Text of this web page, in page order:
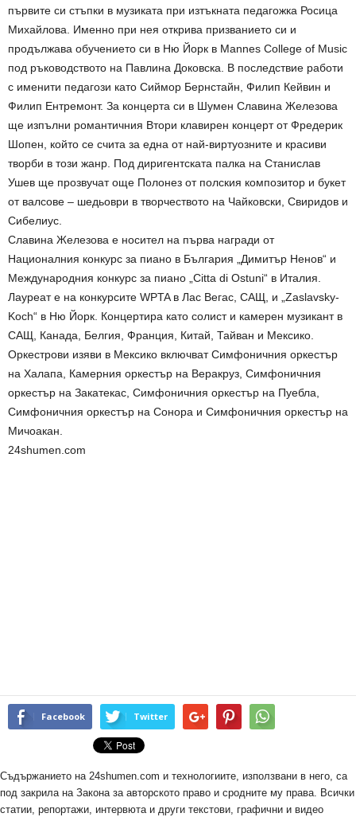
първите си стъпки в музиката при изтъкната педагожка Росица
Михайлова. Именно при нея открива призванието си и
продължава обучението си в Ню Йорк в Mannes College of Music
под ръководството на Павлина Доковска. В последствие работи
с именити педагози като Сиймор Бернстайн, Филип Кейвин и
Филип Ентремонт. За концерта си в Шумен Славина Железова
ще изпълни романтичния Втори клавирен концерт от Фредерик
Шопен, който се счита за една от най-виртуозните и красиви
творби в този жанр. Под диригентската палка на Станислав
Ушев ще прозвучат още Полонез от полския композитор и букет
от валсове – шедьоври в творчеството на Чайковски, Свиридов и
Сибелиус.
Славина Железова е носител на първа награди от
Националния конкурс за пиано в България „Димитър Ненов“ и
Международния конкурс за пиано „Citta di Ostuni“ в Италия.
Лауреат е на конкурсите WPTA в Лас Вегас, САЩ, и „Zaslavsky-
Koch“ в Ню Йорк. Концертира като солист и камерен музикант в
САЩ, Канада, Белгия, Франция, Китай, Тайван и Мексико.
Оркестрови изяви в Мексико включват Симфоничния оркестър
на Халапа, Камерния оркестър на Веракруз, Симфоничния
оркестър на Закатекас, Симфоничния оркестър на Пуебла,
Симфоничния оркестър на Сонора и Симфоничния оркестър на
Мичоакан.
24shumen.com
Facebook Twitter
Съдържанието на 24shumen.com и технологиите, използвани в него, са
под закрила на Закона за авторското право и сродните му права. Всички
статии, репортажи, интервюта и други текстови, графични и видео